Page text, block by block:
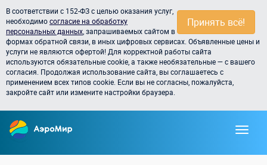
Принять всё!
В соответствии с 152-ФЗ с целью оказания услуг,
необходимосогласие на обработку
персональных данных , запрашиваемых сайтом в
формах обратной связи, в иных цифровых сервисах. Объявленные цены и
услуги не являются офертой! Для корректной работы сайта
используются обязательные cookie, а также необязательные — с вашего
согласия. Продолжая использование сайта, вы соглашаетесь с
применением всех типов cookie. Если вы не согласны, пожалуйста,
закройте сайт или измените настройки браузера.